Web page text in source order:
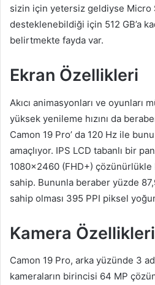
sizin için yetersiz geldiyse Micro
desteklenebildiği için 512 GB’a
belirtmekte fayda var.
Ekran Özellikleri
Akıcı animasyonları ve oyunları
yüksek yenileme hızını da
Camon 19 Pro’ da 120 Hz ile bunu
amaçlıyor. IPS LCD tabanlı bir
1080×2460 (FHD+)
sahip. Bununla beraber yüzde
sahip olması 395 PPI piksel
Kamera Özellikleri
Camon 19 Pro, arka yüzünde 3
kameraların birincisi 64 MP